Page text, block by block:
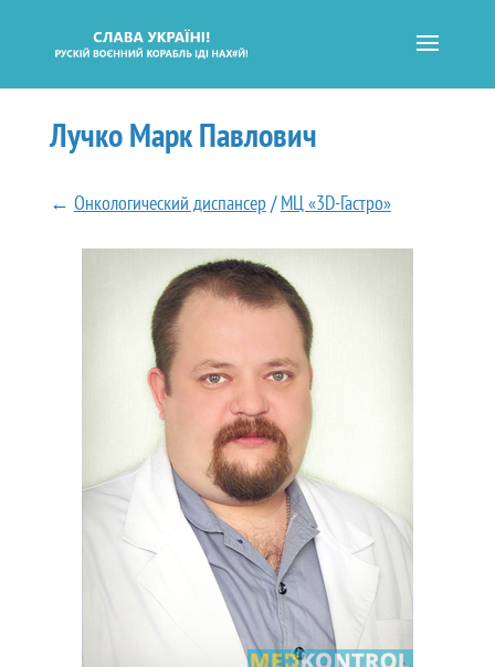
Лучко Марк Павлович
← Онкологический диспансер/МЦ «3D-Гастро»